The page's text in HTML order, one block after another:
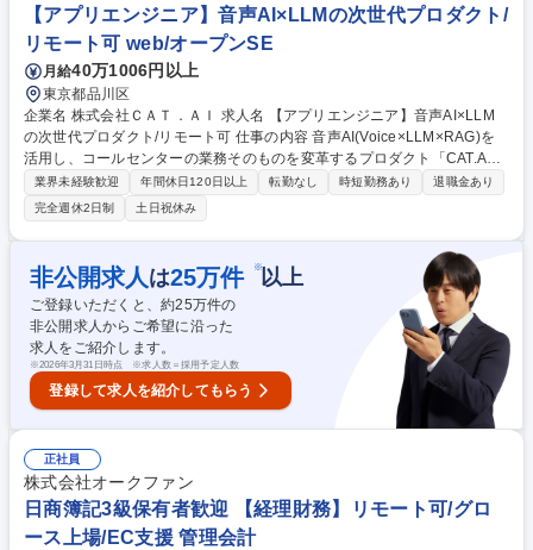
シピ開発のスペシャリストの育成 募集職種 【レシピプロデューサー候
補】社長直下・世の中にないサービス作り★
【アプリエンジニア】音声AI×LLMの次世代プロダクト/
リモート可 web/オープンSE
月給40万1006円以上
東京都品川区
企業名 株式会社ＣＡＴ．ＡＩ 求人名 【アプリエンジニア】音声AI×LLM
の次世代プロダクト/リモート可 仕事の内容 音声AI(Voice×LLM×RAG)を
活用し、コールセンターの業務そのものを変革するプロダクト「CAT.A
I」。現在、大手企業向け導入が急拡大しており、プロダクト・組織ともに
スケールフェーズに入っています。 本ポジションでは、単なる開発ではな
く「どうすればAIで業務が変わるか」まで踏み込み、設計～実装～改善ま
で一気通貫で担っていただきます。 【業務詳細】■クライアント業務を理
解し、AI導入の設計を行う■ボイス／チャットシナリオをアプリケーショ
ンへ実装■CRM／CTIなど外部システムとの連携設計・実装■対話ログをも
とにAIの精度改善（継続チューニング） 募集職種 【アプリエンジニア】
音声AI×LLMの次世代プロダクト/リモート可
業界未経験歓迎 年間休日120日以上 転勤なし 時短勤務あり
退職金あり
完全週休2日制
土日祝休み
非公開求人 は25万件 ※以上
ご登録いただくと、約25万件の
非公開求人からご希望に沿った
求人をご紹介します。
※2026年3月31日時点 ※求人数＝採用予定人数
登録して求人を紹介してもらう
正社員
株式会社オークファン
日商簿記3級保有者歓迎 【経理財務】リモート可/グロ
ース上場/EC支援 管理会計